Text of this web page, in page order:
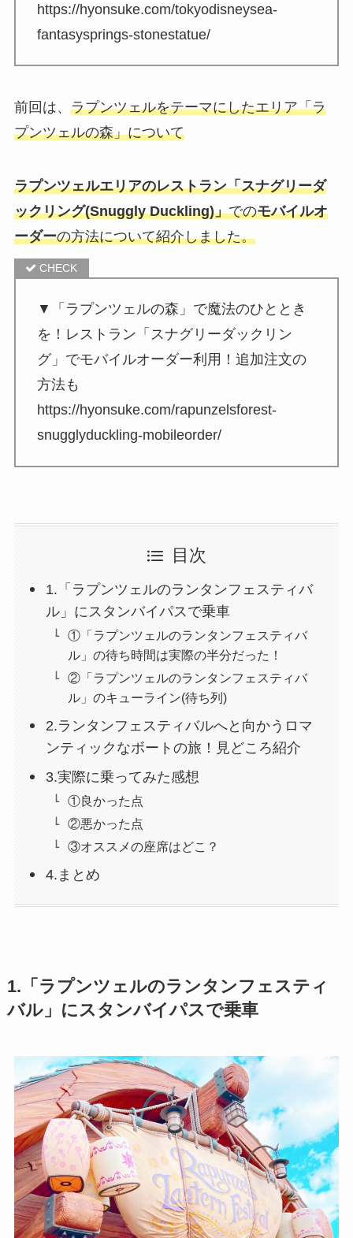
https://hyonsuke.com/tokyodisneysea-
fantasysprings-stonestatue/
前回は、 ラプンツェルをテーマにしたエリア「ラ
プンツェルの森」について
ラプンツェルエリアのレストラン「スナグリーダ
ックリング(Snuggly Duckling)」でのモバイルオ
ーダーの方法について紹介しました。
▼「ラプンツェルの森」で魔法のひととき
を！レストラン「スナグリーダックリン
グ」でモバイルオーダー利用！追加注文の
方法も
https://hyonsuke.com/rapunzelsforest-
snugglyduckling-mobileorder/
目次
1.「ラプンツェルのランタンフェスティバ
ル」にスタンバイパスで乗車
①「ラプンツェルのランタンフェスティバ
ル」の待ち時間は実際の半分だった！
②「ラプンツェルのランタンフェスティバ
ル」のキューライン(待ち列)
2.ランタンフェスティバルへと向かうロマ
ンティックなボートの旅！見どころ紹介
3.実際に乗ってみた感想
①良かった点
②悪かった点
③オススメの座席はどこ？
4.まとめ
1.「ラプンツェルのランタンフェスティ
バル」にスタンバイパスで乗車